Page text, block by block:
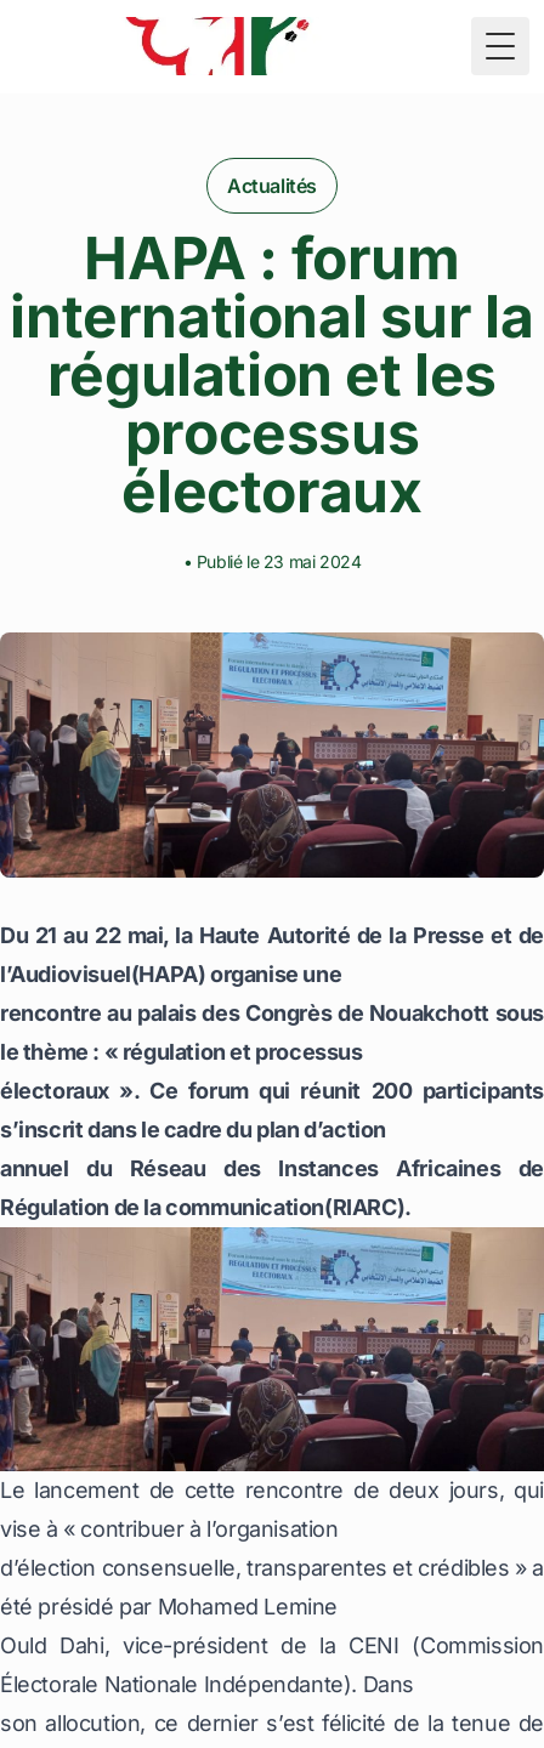
🇲🇷
Actualités
HAPA : forum
international sur la
régulation et les
processus
électoraux
• Publié le 23 mai 2024
Du 21 au 22 mai, la Haute Autorité de la Presse et de
l’Audiovisuel(HAPA) organise une
rencontre au palais des Congrès de Nouakchott sous
le thème : « régulation et processus
électoraux ». Ce forum qui réunit 200 participants
s’inscrit dans le cadre du plan d’action
annuel du Réseau des Instances Africaines de
Régulation de la communication(RIARC).
Le lancement de cette rencontre de deux jours, qui
vise à « contribuer à l’organisation
d’élection consensuelle, transparentes et crédibles » a
été présidé par Mohamed Lemine
Ould Dahi, vice-président de la CENI (Commission
Électorale Nationale Indépendante). Dans
son allocution, ce dernier s’est félicité de la tenue de